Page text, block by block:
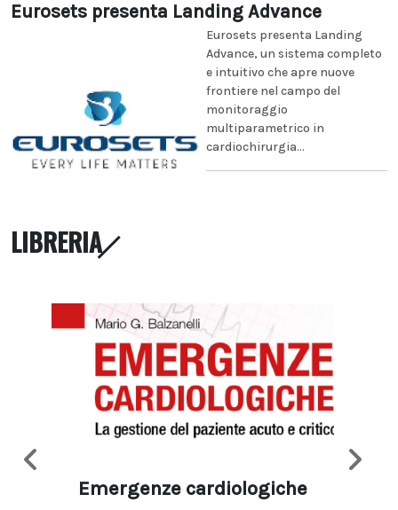
Eurosets presenta Landing Advance
Eurosets presenta Landing
Advance, un sistema completo
e intuitivo che apre nuove
frontiere nel campo del
monitoraggio
multiparametrico in
cardiochirurgia...
LIBRERIA
Emergenze cardiologiche